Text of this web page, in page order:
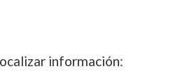
información: